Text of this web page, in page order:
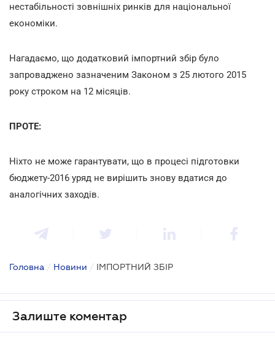
нестабільності зовнішніх ринків для національної
економіки.
Нагадаємо, що додатковий імпортний збір було
запроваджено зазначеним Законом з 25 лютого 2015
року строком на 12 місяців.
ПРОТЕ:
Ніхто не може гарантувати, що в процесі підготовки
бюджету-2016 уряд не вирішить знову вдатися до
аналогічних заходів.
Головна / Новини / ІМПОРТНИЙ ЗБІР
Залиште коментар